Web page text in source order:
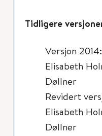
Tidligere
Versjon
Elisabeth
Døllner
Revidert
Elisabeth
Døllner